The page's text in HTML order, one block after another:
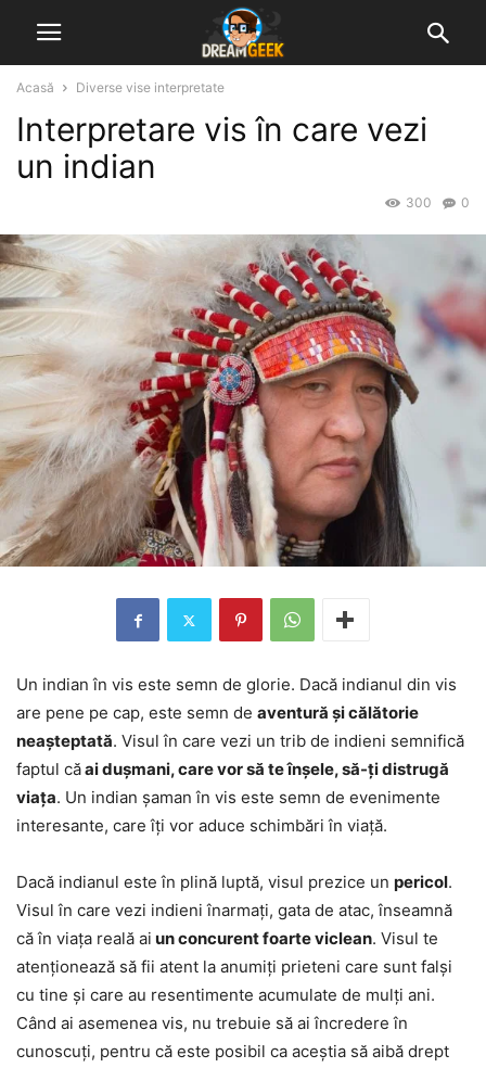
Acasă Diverse vise interpretate
Interpretare vis în care vezi
un indian
0
300
Un indian în vis este semn de glorie. Dacă indianul din vis
are pene pe cap, este semn de aventură și călătorie
neașteptată. Visul în care vezi un trib de indieni semnifică
faptul căai dușmani, care vor să te înșele, să-ți distrugă
viața. Un indian șaman în vis este semn de evenimente
interesante, care îți vor aduce schimbări în viață.
Dacă indianul este în plină luptă, visul prezice un pericol.
Visul în care vezi indieni înarmați, gata de atac, înseamnă
că în viața reală ai un concurent foarte viclean. Visul te
atenționează să fii atent la anumiți prieteni care sunt falși
cu tine și care au resentimente acumulate de mulți ani.
Când ai asemenea vis, nu trebuie să ai încredere în
cunoscuți, pentru că este posibil ca aceștia să aibă drept